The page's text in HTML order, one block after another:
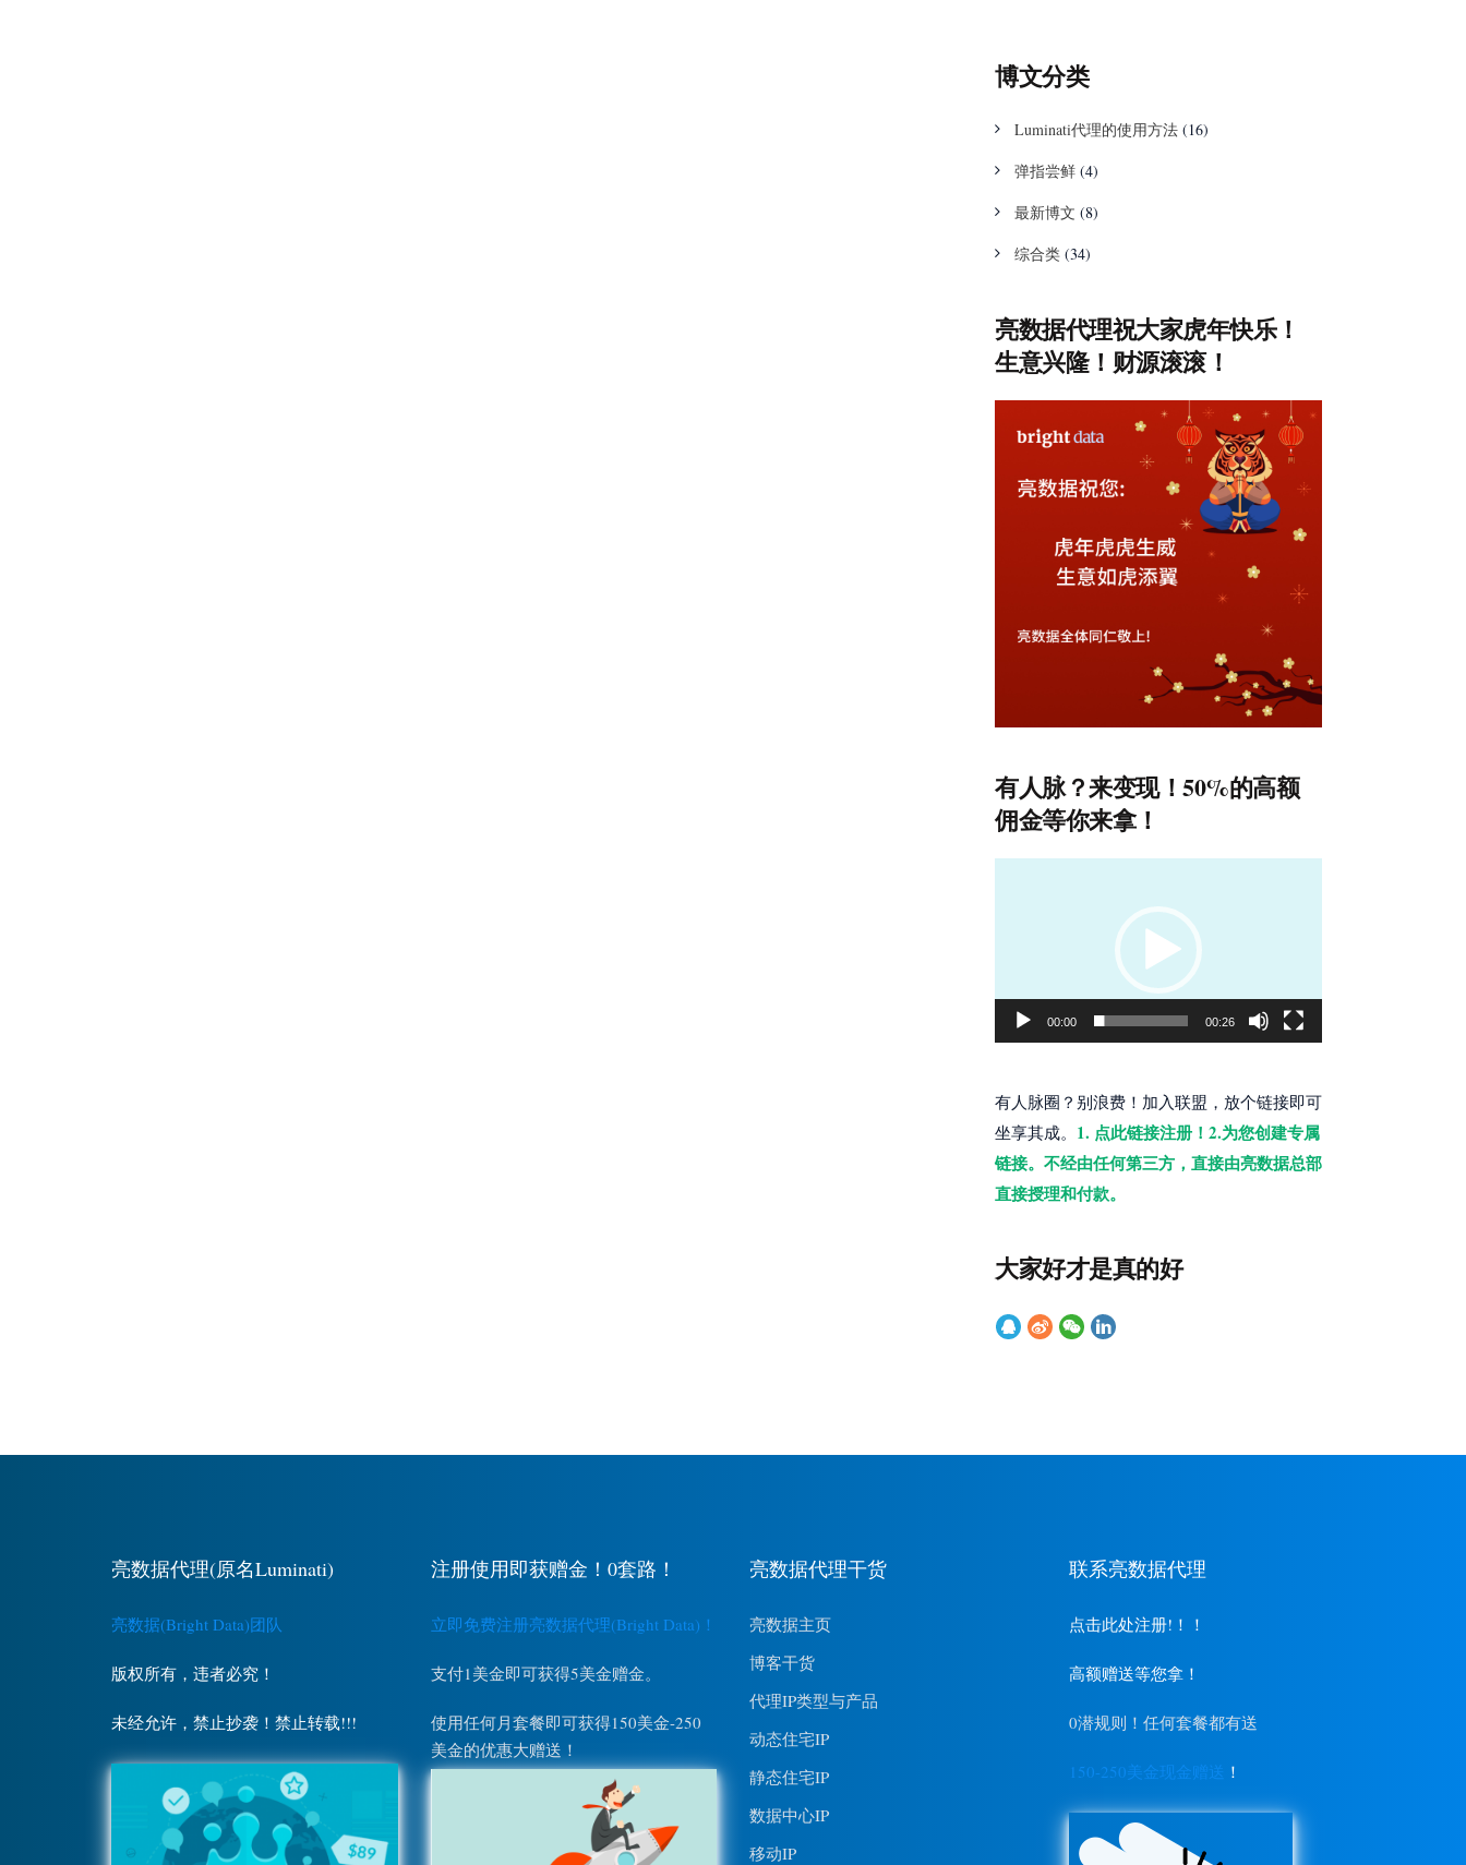
博文分类
Luminati代理的使用方法 (16)
弹指尝鲜 (4)
最新博文 (8)
综合类 (34)
亮数据代理祝大家虎年快乐！
生意兴隆！财源滚滚！
有人脉？来变现！50%的高额
佣金等你来拿！
器
00:00 00:26
有人脉圈？别浪费！加入联盟，放个链接即可
坐享其成。 1. 点此链接注册！2.为您创建专属
链接。不经由任何第三方，直接由亮数据总部
直接授理和付款。
大家好才是真的好
亮数据代理(原名Luminati)
亮数据(Bright Data)团队
版权所有，违者必究！
未经允许，禁止抄袭！禁止转载!!!
注册使用即获赠金！0套路！
立即免费注册亮数据代理(Bright Data)！
支付1美金即可获得5美金赠金。
使用任何月套餐即可获得150美金-250
美金的优惠大赠送！
亮数据代理干货
亮数据主页
博客干货
代理IP类型与产品
动态住宅IP
静态住宅IP
数据中心IP
移动IP
联系亮数据代理
点击此处注册!！！
高额赠送等您拿！
0潜规则！任何套餐都有送
150-250美金现金赠送 ！